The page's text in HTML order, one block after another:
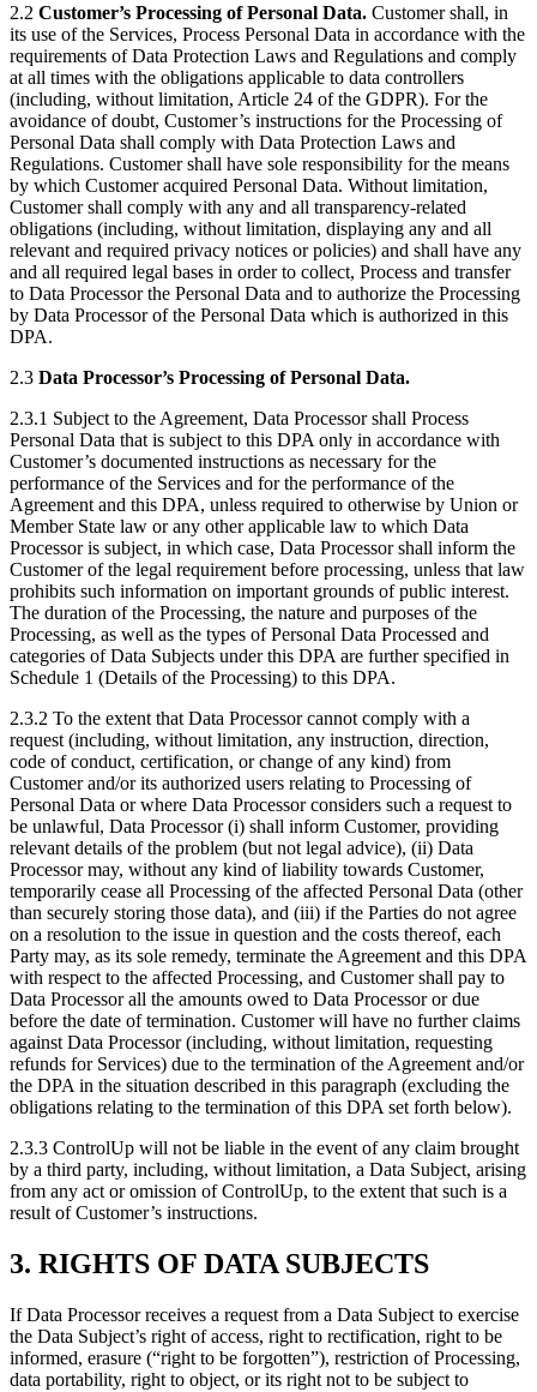
2.2 Customer’s Processing of Personal Data. Customer shall, in
its use of the Services, Process Personal Data in accordance with the
requirements of Data Protection Laws and Regulations and comply
at all times with the obligations applicable to data controllers
(including, without limitation, Article 24 of the GDPR). For the
avoidance of doubt, Customer’s instructions for the Processing of
Personal Data shall comply with Data Protection Laws and
Regulations. Customer shall have sole responsibility for the means
by which Customer acquired Personal Data. Without limitation,
Customer shall comply with any and all transparency-related
obligations (including, without limitation, displaying any and all
relevant and required privacy notices or policies) and shall have any
and all required legal bases in order to collect, Process and transfer
to Data Processor the Personal Data and to authorize the Processing
by Data Processor of the Personal Data which is authorized in this
DPA.
2.3 Data Processor’s Processing of Personal Data.
2.3.1 Subject to the Agreement, Data Processor shall Process
Personal Data that is subject to this DPA only in accordance with
Customer’s documented instructions as necessary for the
performance of the Services and for the performance of the
Agreement and this DPA, unless required to otherwise by Union or
Member State law or any other applicable law to which Data
Processor is subject, in which case, Data Processor shall inform the
Customer of the legal requirement before processing, unless that law
prohibits such information on important grounds of public interest.
The duration of the Processing, the nature and purposes of the
Processing, as well as the types of Personal Data Processed and
categories of Data Subjects under this DPA are further specified in
Schedule 1 (Details of the Processing) to this DPA.
2.3.2 To the extent that Data Processor cannot comply with a
request (including, without limitation, any instruction, direction,
code of conduct, certification, or change of any kind) from
Customer and/or its authorized users relating to Processing of
Personal Data or where Data Processor considers such a request to
be unlawful, Data Processor (i) shall inform Customer, providing
relevant details of the problem (but not legal advice), (ii) Data
Processor may, without any kind of liability towards Customer,
temporarily cease all Processing of the affected Personal Data (other
than securely storing those data), and (iii) if the Parties do not agree
on a resolution to the issue in question and the costs thereof, each
Party may, as its sole remedy, terminate the Agreement and this DPA
with respect to the affected Processing, and Customer shall pay to
Data Processor all the amounts owed to Data Processor or due
before the date of termination. Customer will have no further claims
against Data Processor (including, without limitation, requesting
refunds for Services) due to the termination of the Agreement and/or
the DPA in the situation described in this paragraph (excluding the
obligations relating to the termination of this DPA set forth below).
2.3.3 ControlUp will not be liable in the event of any claim brought
by a third party, including, without limitation, a Data Subject, arising
from any act or omission of ControlUp, to the extent that such is a
result of Customer’s instructions.
3. RIGHTS OF DATA SUBJECTS
If Data Processor receives a request from a Data Subject to exercise
the Data Subject’s right of access, right to rectification, right to be
informed, erasure (“right to be forgotten”), restriction of Processing,
data portability, right to object, or its right not to be subject to